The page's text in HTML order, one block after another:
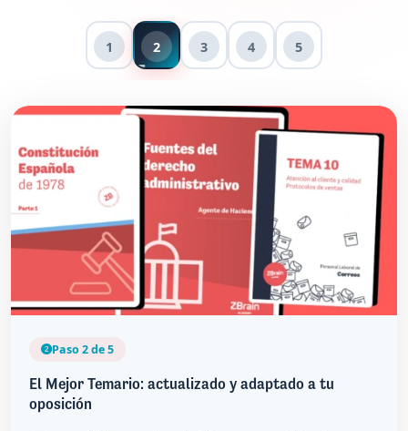
1 2 3 4 5
Paso 2 de 5
El Mejor Temario: actualizado y adaptado a tu
oposición